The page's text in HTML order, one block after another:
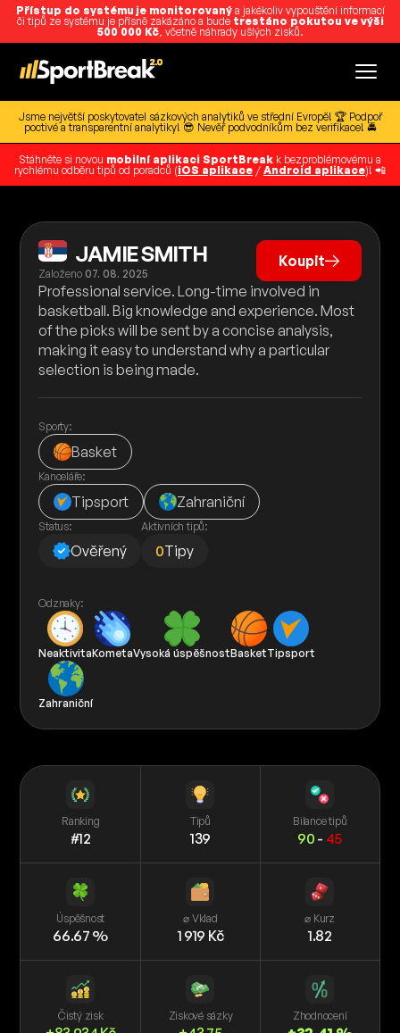
Přístup do systému je monitorovanýa jakékoliv vypouštění informací
či tipů ze systému je přísně zakázáno a bude trestáno pokutou ve výši
500 000 Kč, včetně náhrady ušlých zisků.
Jsme největší poskytovatel sázkových analytiků ve střední Evropě! 🏆 Podpoř
poctivé a transparentní analytiky! 😎 Nevěř podvodníkům bez verifikace! 🚔
Stáhněte si novou mobilní aplikaci SportBreak k bezproblémovému a
rychlému odběru tipů od poradců (iOS aplikace / Android aplikace)! 📲
JAMIE SMITH
Založeno 07. 08. 2025
Koupit
Professional service. Long-time involved in
basketball. Big knowledge and experience. Most
of the picks will be sent by a concise analysis,
making it easy to understand why a particular
selection is being made.
Sporty:
Basket
Kanceláře:
Tipsport Zahraniční
Status:
Ověřený
Aktivních tipů:
0Tipy
Odznaky:
NeaktivitaKometaVysoká úspěšnostBasketTipsport
Zahraniční
Ranking
#12
Tipů
139
Bilance tipů
90 - 45
Úspěšnost
66.67 %
⌀ Vklad
1 919 Kč
⌀ Kurz
1.82
Čistý zisk Ziskové sázky Zhodnocení